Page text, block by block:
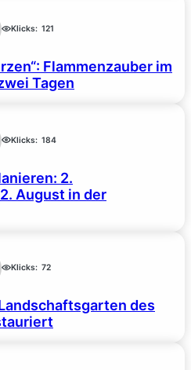
Klicks: 121
Flammenzauber im
Tagen
Klicks: 184
2.
August in der
Klicks: 72
des